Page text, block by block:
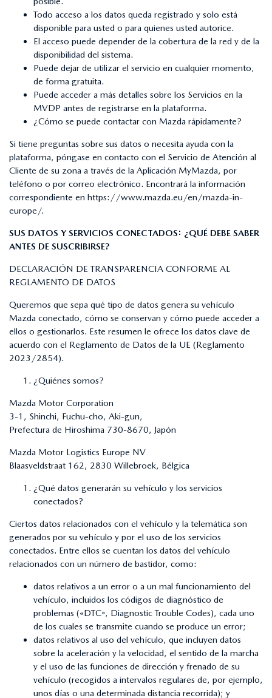
Todo acceso a los datos queda registrado y solo está
disponible para usted o para quienes usted autorice.
El acceso puede depender de la cobertura de la red y de la
disponibilidad del sistema.
Puede dejar de utilizar el servicio en cualquier momento,
de forma gratuita.
Puede acceder a más detalles sobre los Servicios en la
MVDP antes de registrarse en la plataforma.
¿Cómo se puede contactar con Mazda rápidamente?
Si tiene preguntas sobre sus datos o necesita ayuda con la
plataforma, póngase en contacto con el Servicio de Atención al
Cliente de su zona a través de la Aplicación MyMazda, por
teléfono o por correo electrónico. Encontrará la información
correspondiente en https://www.mazda.eu/en/mazda-in-
europe/.
SUS DATOS Y SERVICIOS CONECTADOS: ¿QUÉ DEBE SABER
ANTES DE SUSCRIBIRSE?
DECLARACIÓN DE TRANSPARENCIA CONFORME AL
REGLAMENTO DE DATOS
Queremos que sepa qué tipo de datos genera su vehículo
Mazda conectado, cómo se conservan y cómo puede acceder a
ellos o gestionarlos. Este resumen le ofrece los datos clave de
acuerdo con el Reglamento de Datos de la UE (Reglamento
2023/2854).
¿Quiénes somos?
Mazda Motor Corporation
3-1, Shinchi, Fuchu-cho, Aki-gun,
Prefectura de Hiroshima 730-8670, Japón
Mazda Motor Logistics Europe NV
Blaasveldstraat 162, 2830 Willebroek, Bélgica
¿Qué datos generarán su vehículo y los servicios
conectados?
Ciertos datos relacionados con el vehículo y la telemática son
generados por su vehículo y por el uso de los servicios
conectados. Entre ellos se cuentan los datos del vehículo
relacionados con un número de bastidor, como:
datos relativos a un error o a un mal funcionamiento del
vehículo, incluidos los códigos de diagnóstico de
problemas («DTC», Diagnostic Trouble Codes), cada uno
de los cuales se transmite cuando se produce un error;
datos relativos al uso del vehículo, que incluyen datos
sobre la aceleración y la velocidad, el sentido de la marcha
y el uso de las funciones de dirección y frenado de su
vehículo (recogidos a intervalos regulares de, por ejemplo,
unos días o una determinada distancia recorrida); y